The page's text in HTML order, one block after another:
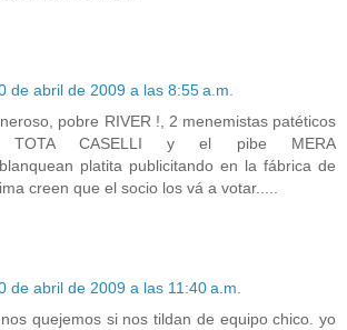
de abril de 2009 a las 8:55 a.m.
pobre RIVER !, 2 menemistas patéticos
CASELLI y el pibe MERA
platita publicitando en la fábrica de
creen que el socio los vá a votar.....
de abril de 2009 a las 11:40 a.m.
quejemos si nos tildan de equipo chico. yo